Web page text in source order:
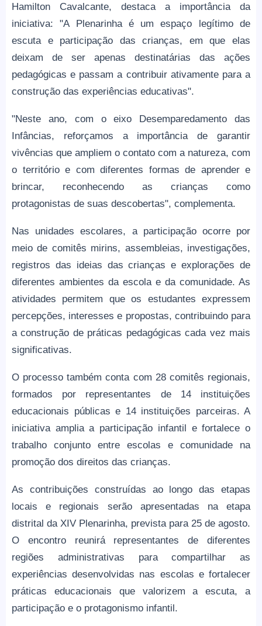
Hamilton Cavalcante, destaca a importância da
iniciativa: "A Plenarinha é um espaço legítimo de
escuta e participação das crianças, em que elas
deixam de ser apenas destinatárias das ações
pedagógicas e passam a contribuir ativamente para a
construção das experiências educativas".
"Neste ano, com o eixo Desemparedamento das
Infâncias, reforçamos a importância de garantir
vivências que ampliem o contato com a natureza, com
o território e com diferentes formas de aprender e
brincar, reconhecendo as crianças como
protagonistas de suas descobertas", complementa.
Nas unidades escolares, a participação ocorre por
meio de comitês mirins, assembleias, investigações,
registros das ideias das crianças e explorações de
diferentes ambientes da escola e da comunidade. As
atividades permitem que os estudantes expressem
percepções, interesses e propostas, contribuindo para
a construção de práticas pedagógicas cada vez mais
significativas.
O processo também conta com 28 comitês regionais,
formados por representantes de 14 instituições
educacionais públicas e 14 instituições parceiras. A
iniciativa amplia a participação infantil e fortalece o
trabalho conjunto entre escolas e comunidade na
promoção dos direitos das crianças.
As contribuições construídas ao longo das etapas
locais e regionais serão apresentadas na etapa
distrital da XIV Plenarinha, prevista para 25 de agosto.
O encontro reunirá representantes de diferentes
regiões administrativas para compartilhar as
experiências desenvolvidas nas escolas e fortalecer
práticas educacionais que valorizem a escuta, a
participação e o protagonismo infantil.